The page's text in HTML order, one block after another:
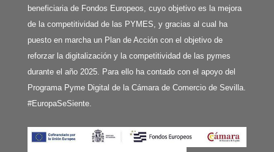
beneficiaria de Fondos Europeos, cuyo objetivo es la mejora
de la competitividad de las PYMES, y gracias al cual ha
puesto en marcha un Plan de Acción con el objetivo de
reforzar la digitalización y la competitividad de las pymes
durante el año 2025. Para ello ha contado con el apoyo del
Programa Pyme Digital de la Cámara de Comercio de Sevilla.
#EuropaSeSiente.